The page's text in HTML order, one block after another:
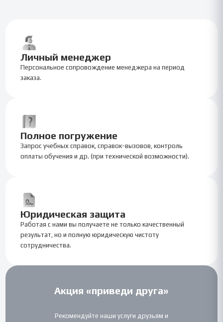
Личный менеджер
Персональное сопровождение менеджера на период
заказа.
Полное погружение
Запрос учебных справок, справок-вызовов, контроль
оплаты обучения и др. (при технической возможности).
Юридическая защита
Работая с нами вы получаете не только качественный
результат, но и полную юридическую чистоту
сотрудничества.
Акция «приведи друга»
Рекомендуйте наши услуги друзьям и